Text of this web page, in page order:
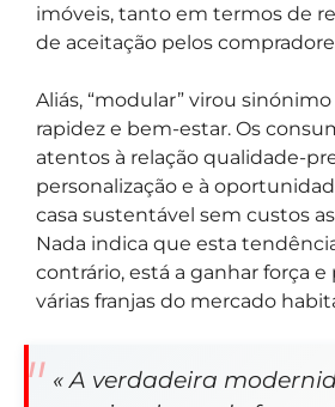
imóveis, tanto em termos de
de aceitação pelos
Aliás, “modular” virou
rapidez e bem-estar. Os
atentos à relação qualidade-
personalização e à
casa sustentável sem custos
Nada indica que esta
contrário, está a ganhar força
várias franjas do mercado
« A verdadeira